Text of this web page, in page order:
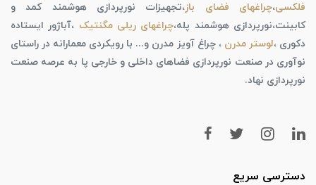
فلکسی،چراغهای فضای باز،تجهیزات نورپردازی هوشمند کمد و
کابینت،نورپردازی هوشمند پله،چراغهای ریلی مگنتیک ،آباژور ایستاده
دکوری ،لوستر مدرن ، چراغ آویز مدرن و... با رویکردی معمارانه در راستای
نوآوری در صنعت نورپردازی فضاهای داخلی و خارجی پا به عرصه صنعت
نورپردازی نهاد.
دسترسی سریع